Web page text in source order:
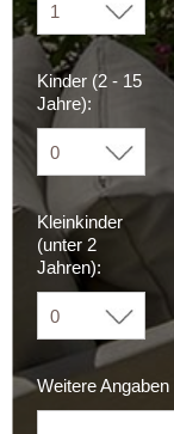
Kinder (2 - 15
Jahre):
Kleinkinder
(unter 2
Jahren):
Weitere